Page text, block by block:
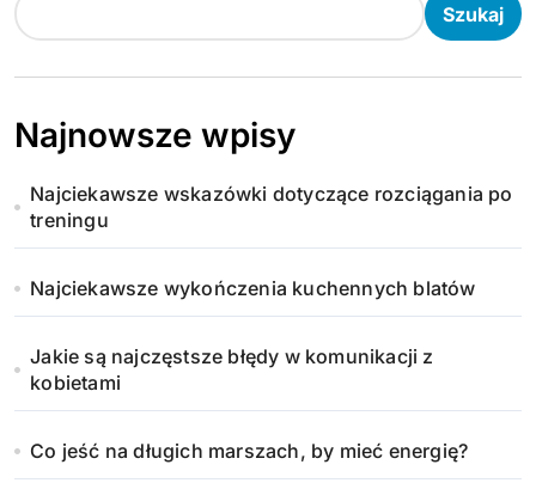
Szukaj
Najnowsze wpisy
Najciekawsze wskazówki dotyczące rozciągania po
treningu
Najciekawsze wykończenia kuchennych blatów
Jakie są najczęstsze błędy w komunikacji z
kobietami
Co jeść na długich marszach, by mieć energię?